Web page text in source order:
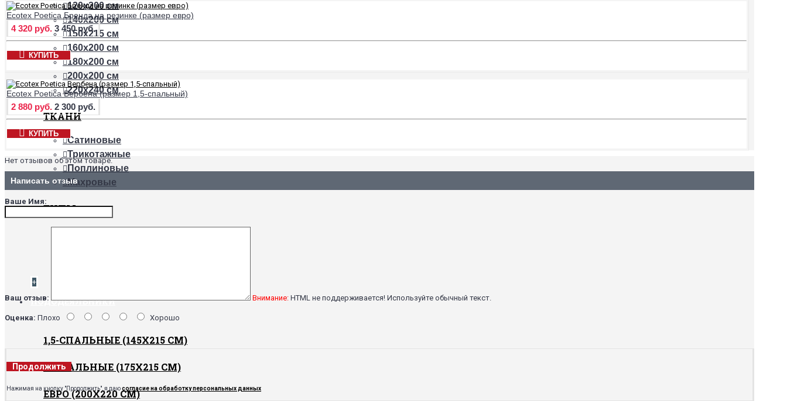
120х200 см
140х200 см
150х215 см
160х200 см
180х200 см
200х200 см
220х240 см
ТКАНИ
Сатиновые
Трикотажные
Поплиновые
Махровые
ТИПЫ
+
ПОДОДЕЯЛЬНИКИ
1,5-СПАЛЬНЫЕ (145Х215 СМ)
2-СПАЛЬНЫЕ (175Х215 СМ)
ЕВРО (200Х220 СМ)
Ecotex Poetica Бренда на резинке (размер евро)
4 320 руб. 3 450 руб.
КУПИТЬ
Ecotex Poetica Вербена (размер 1,5-спальный)
2 880 руб. 2 300 руб.
КУПИТЬ
Нет отзывов об этом товаре.
Написать отзыв
Ваше Имя:
Ваш отзыв: Внимание: HTML не поддерживается! Используйте обычный текст.
Оценка: Плохо Хорошо
Продолжить
Нажимая на кнопку "Продолжить", я даюсогласие на обработку персональных данных